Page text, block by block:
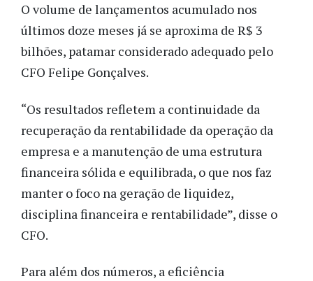
O volume de lançamentos acumulado nos
últimos doze meses já se aproxima de R$ 3
bilhões, patamar considerado adequado pelo
CFO Felipe Gonçalves.
“Os resultados refletem a continuidade da
recuperação da rentabilidade da operação da
empresa e a manutenção de uma estrutura
financeira sólida e equilibrada, o que nos faz
manter o foco na geração de liquidez,
disciplina financeira e rentabilidade”, disse o
CFO.
Para além dos números, a eficiência